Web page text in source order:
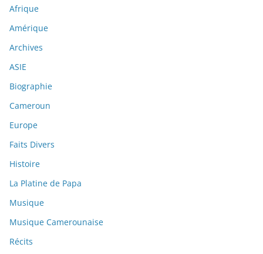
Afrique
Amérique
Archives
ASIE
Biographie
Cameroun
Europe
Faits Divers
Histoire
La Platine de Papa
Musique
Musique Camerounaise
Récits